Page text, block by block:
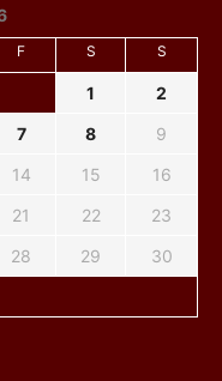
F S S
1
2
7 8
9
14 15
16
21 22
23
28 29
30